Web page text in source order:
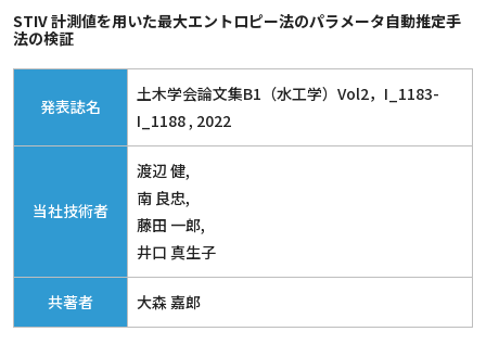
STIV 計測値を用いた最大エントロピー法のパラメータ自動推定手
法の検証
発表誌名
土木学会論文集B1（水工学）Vol2，I_1183-
I_1188 , 2022
当社技術者
渡辺 健,
南 良忠,
藤田 一郎,
井口 真生子
共著者 大森 嘉郎